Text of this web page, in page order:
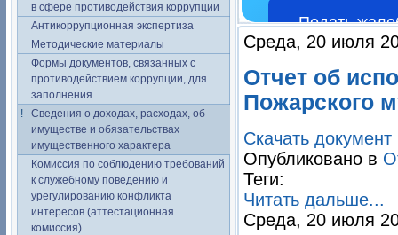
в сфере противодействия коррупции
Антикоррупционная экспертиза
Методические материалы
Формы документов, связанных с
противодействием коррупции, для
заполнения
Сведения о доходах, расходах, об
имуществе и обязательствах
имущественного характера
Комиссия по соблюдению требований
к служебному поведению и
урегулированию конфликта
интересов (аттестационная
комиссия)
Подать
Среда, 20 июля
Отчет об
Пожарского
Скачать документ
Опубликовано в
Теги:
Читать дальше...
Среда, 20 июля